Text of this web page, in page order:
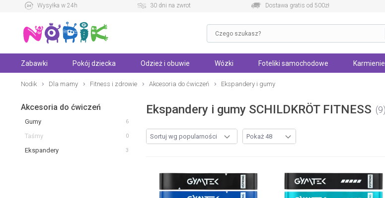
Wysyłka w 24h 30 dni na zwrot Dostawa gratis od 500zł
Zabawki Pokój dziecka Odzież i obuwie Wózki Foteliki samochodowe Karmienie
Nodik Dla mamy Fitness i zdrowie Akcesoria do ćwiczeń Ekspandery i gumy
Ekspandery i gumy SCHILDKRÖT FITNESS 9
Akcesoria do ćwiczeń
Gumy 6
Taśmy 0
Ekspandery 3